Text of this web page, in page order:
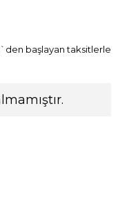
`den başlayan taksitlerle